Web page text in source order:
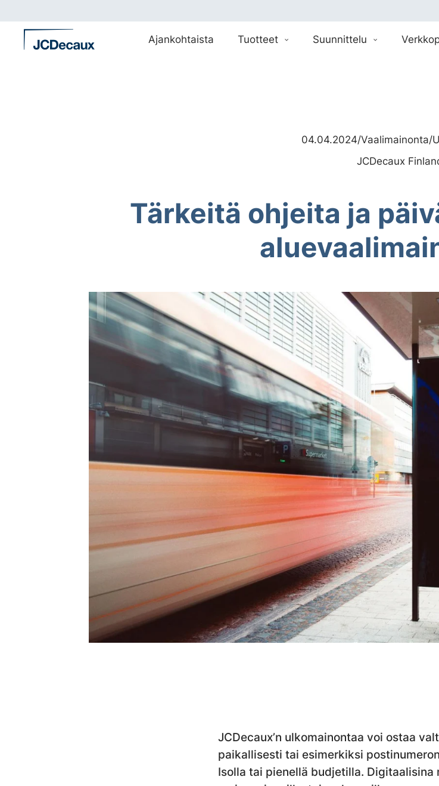
suoraan
sisältöön
Ajankohtaista Tuotteet Suunnittelu
04.04.2024/Vaalimainonta/
JCDecaux
Tärkeitä ohjeita ja
JCDecaux’n ulkomainontaa voi ostaa
paikallisesti tai esimerkiksi
Isolla tai pienellä budjetilla.